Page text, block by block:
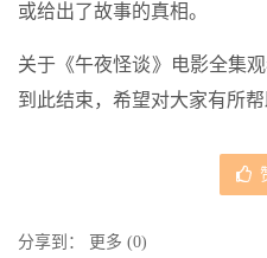
或给出了故事的真相。
关于《午夜怪谈》电影全集
到此结束，希望对大家有所帮
分享到： 更多 (0)